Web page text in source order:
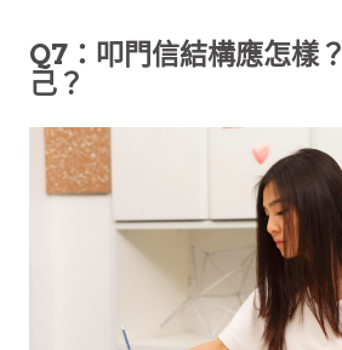
Q7：叩門信結構應怎樣
己？